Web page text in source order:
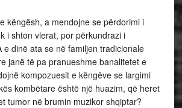
këngësh, a mendojne se përdorimi i
i shton vlerat, por përkundrazi i
e dinë ata se në familjen tradicionale
janë të pa pranueshme banalitetet e
kompozuesit e këngëve se largimi
kombëtare është një huazim, që heret
tumor në brumin muzikor shqiptar?